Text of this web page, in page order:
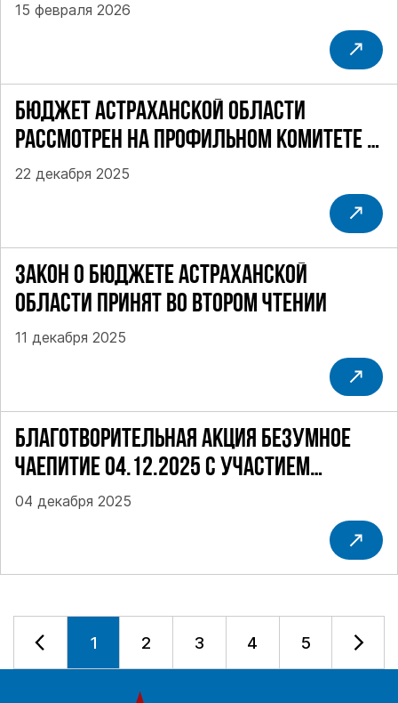
15 февраля 2026
БЮДЖЕТ АСТРАХАНСКОЙ ОБЛАСТИ
РАССМОТРЕН НА ПРОФИЛЬНОМ КОМИТЕТЕ В
ТРЕТЬЕМ ЧТЕНИИ
22 декабря 2025
ЗАКОН О БЮДЖЕТЕ АСТРАХАНСКОЙ
ОБЛАСТИ ПРИНЯТ ВО ВТОРОМ ЧТЕНИИ
11 декабря 2025
БЛАГОТВОРИТЕЛЬНАЯ АКЦИЯ БЕЗУМНОЕ
ЧАЕПИТИЕ 04.12.2025 С УЧАСТИЕМ
СУХАРЕВА В.
04 декабря 2025
1 2 3 4 5